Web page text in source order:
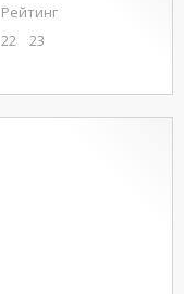
Рейтинг
22
23